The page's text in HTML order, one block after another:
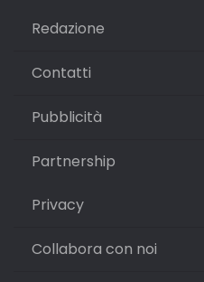
Redazione
Contatti
Pubblicità
Partnership
Privacy
Collabora con noi